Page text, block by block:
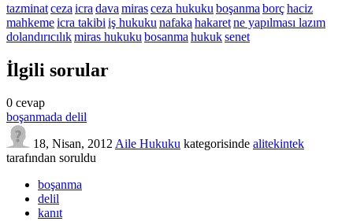
tazminatceza icra dava mirasceza hukuku boşanma borçhaciz
mahkemeicra takibi iş hukuku nafaka hakaretne yapılması lazım
dolandırıcılıkmiras hukuku bosanma hukuksenet
İlgili sorular
0 cevap
boşanmada delil
18, Nisan, 2012Aile Hukuku kategorisinde alitekintek
tarafından soruldu
boşanma
delil
kanıt